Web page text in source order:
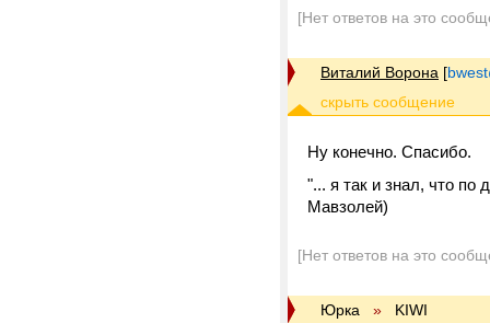
[Нет ответов на это
Виталий Ворона [
Ну конечно. Спасибо.
"... я так и знал, что по
Мавзолей)
[Нет ответов на это
Юрка » KIWI